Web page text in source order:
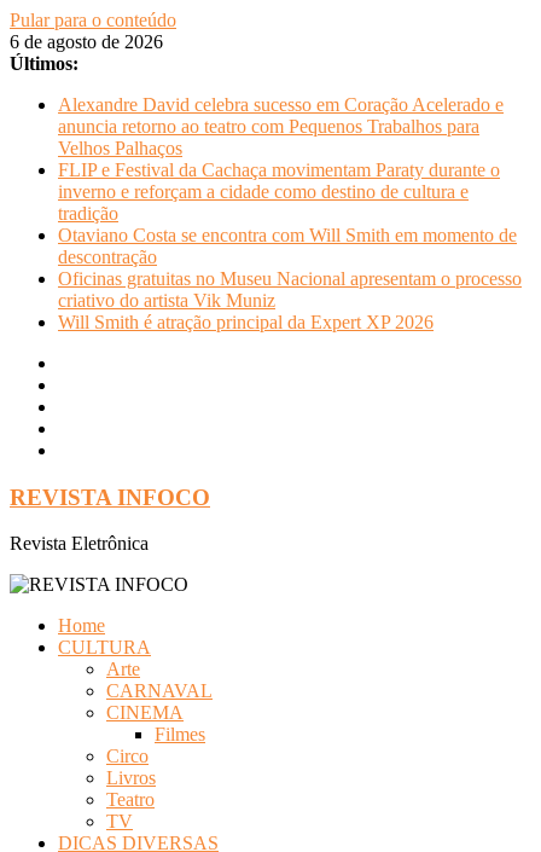
Pular para o conteúdo
6 de agosto de 2026
Últimos:
Alexandre David celebra sucesso em Coração Acelerado e
anuncia retorno ao teatro com Pequenos Trabalhos para
Velhos Palhaços
FLIP e Festival da Cachaça movimentam Paraty durante o
inverno e reforçam a cidade como destino de cultura e
tradição
Otaviano Costa se encontra com Will Smith em momento de
descontração
Oficinas gratuitas no Museu Nacional apresentam o processo
criativo do artista Vik Muniz
Will Smith é atração principal da Expert XP 2026
REVISTA INFOCO
Revista Eletrônica
Home
CULTURA
Arte
CARNAVAL
CINEMA
Filmes
Circo
Livros
Teatro
TV
DICAS DIVERSAS